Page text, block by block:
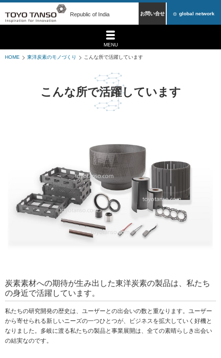
Republic of India お問い合せ global network
MENU
HOME 東洋炭素のモノづくり こんな所で活躍しています
こんな所で活躍しています
炭素素材への期待が生み出した東洋炭素の製品は、私たち
の身近で活躍しています。
私たちの研究開発の歴史は、ユーザーとの出会いの数と重なります。ユーザー
から寄せられる新しいニーズの一つひとつが、ビジネスを拡大していく好機と
なりました。多岐に渡る私たちの製品と事業展開は、全ての素晴らしき出会い
の結実なのです。